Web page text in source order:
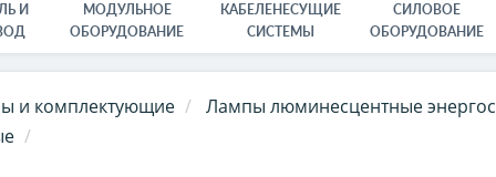
И
МОДУЛЬНОЕ
ОБОРУДОВАНИЕ
КАБЕЛЕНЕСУЩИЕ
СИСТЕМЫ
СИЛОВОЕ
ОБОРУДОВАНИЕ
и комплектующие
Лампы люминесцентные